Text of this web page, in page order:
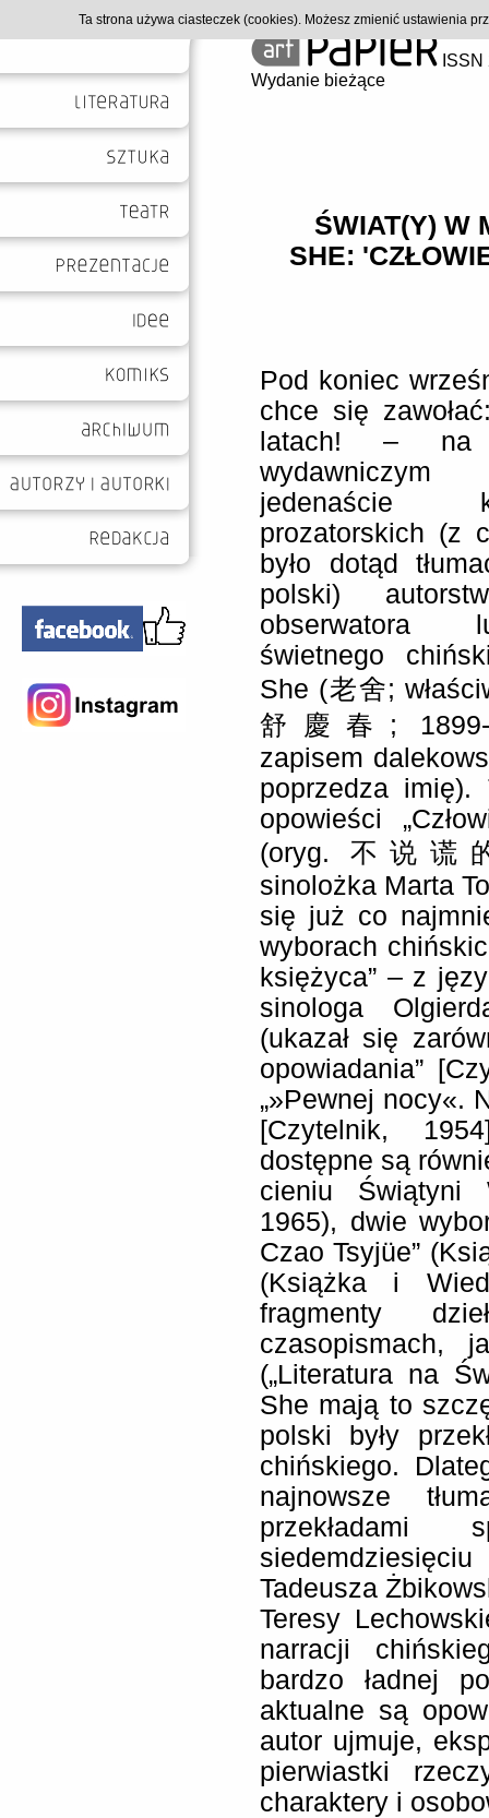
Wydanie bieżące
ŚWIAT(Y) W
SHE:
Pod koniec
chce się
latach! – na
jedenaście
prozatorskich (z
było dotąd
polski)
obserwatora
świetnego
She (老舍;
舒慶春; 1899-
zapisem
poprzedza imię).
opowieści
(oryg. 不说谎
sinolożka Marta
się już co
wyborach
księżyca” – z
sinologa
(ukazał się
opowiadania”
„»Pewnej nocy«.
[Czytelnik,
dostępne są
cieniu Świątyni
1965), dwie
Czao Tsyjüe”
(Książka i
fragmenty
czasopismach,
(„Literatura na
She mają to
polski były
chińskiego.
najnowsze
przekładami
Tadeusza
Teresy
narracji
bardzo ładnej
aktualne są
autor ujmuje,
pierwiastki
charaktery i
Ta strona używa ciasteczek (cookies). Możesz zmienić ustawienia